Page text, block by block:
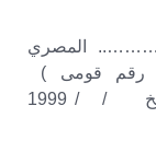
المصري
رقم قومى )
…………………. صادر من ……….. بتاريخ / / 1999